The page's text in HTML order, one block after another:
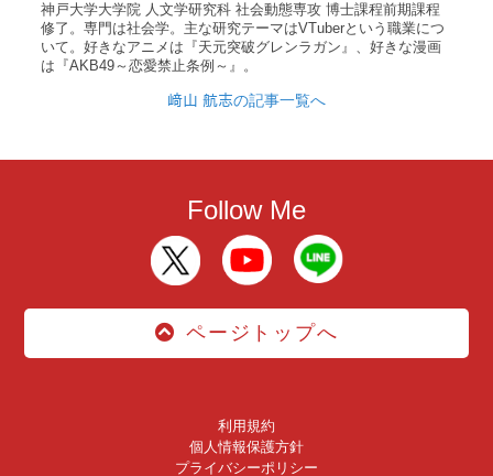
神戸大学大学院 人文学研究科 社会動態専攻 博士課程前期課程
修了。専門は社会学。主な研究テーマはVTuberという職業につ
いて。好きなアニメは『天元突破グレンラガン』、好きな漫画
は『AKB49～恋愛禁止条例～』。
﨑山 航志の記事一覧へ
Follow Me
ページトップへ
利用規約
個人情報保護方針
プライバシーポリシー